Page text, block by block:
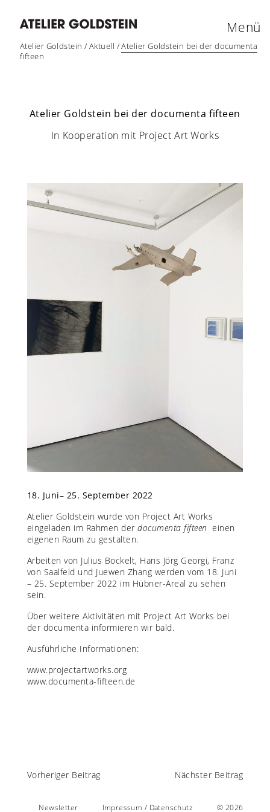
Atelier Goldstein /Aktuell /Atelier Goldstein bei der documenta
fifteen
Menü
Atelier Goldstein bei der documenta fifteen
In Kooperation mit Project Art Works
18. Juni– 25. September 2022
Atelier Goldstein wurde von Project Art Works
eingeladen im Rahmen derdocumenta fifteen einen
eigenen Raum zu gestalten.
Arbeiten von Julius Bockelt, Hans Jörg Georgi, Franz
von Saalfeld und Juewen Zhang werden vom 18. Juni
– 25. September 2022 im Hübner-Areal zu sehen
sein.
Über weitere Aktivitäten mit Project Art Works bei
der documenta informieren wir bald.
Ausführliche Informationen:
www.projectartworks.org
www.documenta-fifteen.de
Vorheriger Beitrag Nächster Beitrag
Newsletter Impressum / Datenschutz © 2026